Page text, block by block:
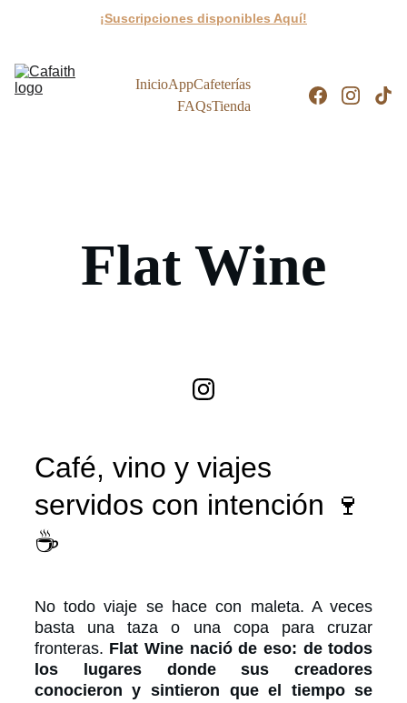
¡Suscripciones disponibles Aquí!
InicioAppCafeterías
FAQsTienda
Flat Wine
Café, vino y viajes
servidos con intención 🍷
☕
No todo viaje se hace con maleta. A veces
basta una taza o una copa para cruzar
fronteras. Flat Wine nació de eso: de todos
los lugares donde sus creadores
conocieron y sintieron que el tiempo se